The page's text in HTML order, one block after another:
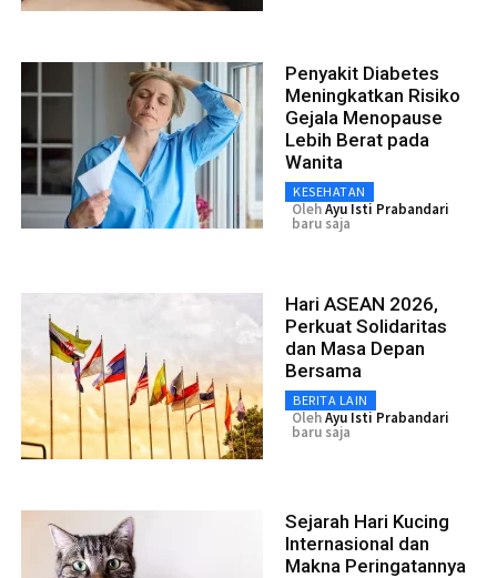
Penyakit Diabetes
Meningkatkan Risiko
Gejala Menopause
Lebih Berat pada
Wanita
KESEHATAN
OlehAyu Isti Prabandari
baru saja
Hari ASEAN 2026,
Perkuat Solidaritas
dan Masa Depan
Bersama
BERITA LAIN
OlehAyu Isti Prabandari
baru saja
Sejarah Hari Kucing
Internasional dan
Makna Peringatannya